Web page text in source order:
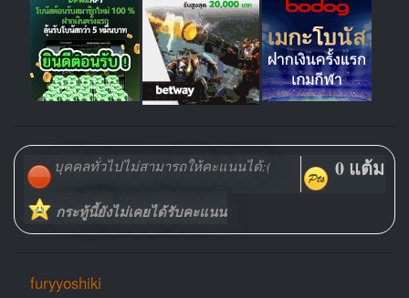
บุคคลทั่วไปไม่สามารถให้คะแนนได้:( 0 แต้ม
กระทู้นี้ยังไม่เคยได้รับคะแนน
furyyoshiki